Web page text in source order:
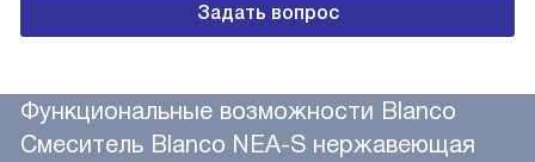
Задать вопрос
Функциональные возможности Blanco
Смеситель Blanco NEA-S нержавеющая